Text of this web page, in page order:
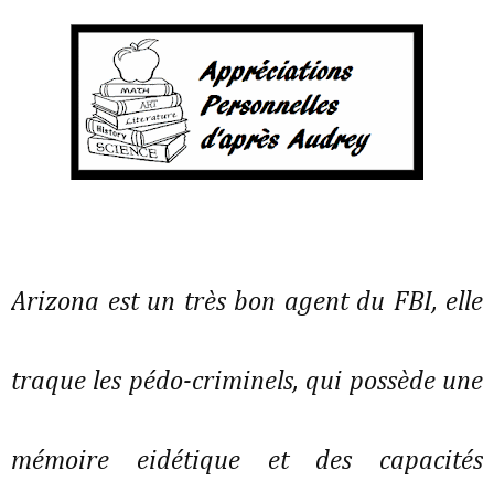
Arizona est un très bon agent du FBI, elle
traque les pédo-criminels, qui possède une
mémoire eidétique et des capacités